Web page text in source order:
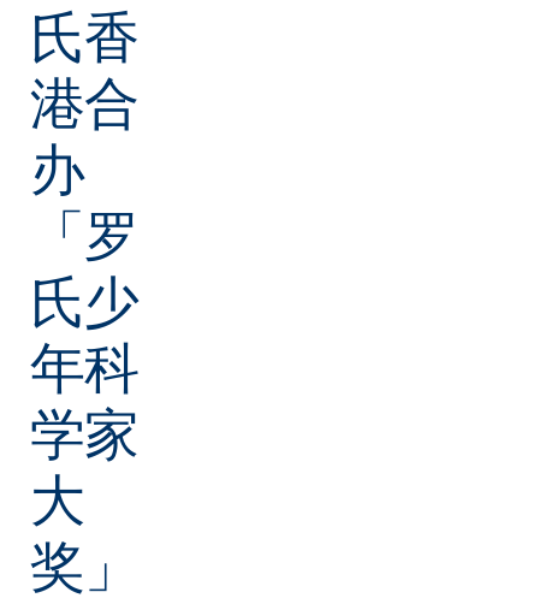
氏香
港合
办
「罗
氏少
年科
学家
大
奖」